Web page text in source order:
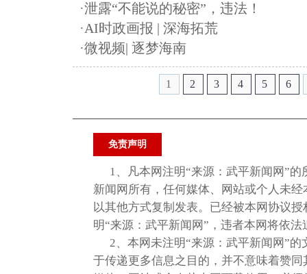
·泄露“不能说的秘密”，违法！
·AI时政画报 | 深海拓荒
·微视频| 逐梦海南
1 2 3 4 5 6
免责声明
1、凡本网注明“来源：武平新闻网”
新闻网所有，任何媒体、网站或个人未
以其他方式复制发表。已经被本网协议
明“来源：武平新闻网”，违者本网将依法
2、本网未注明“来源：武平新闻网”
于传递更多信息之目的，并不意味着赞